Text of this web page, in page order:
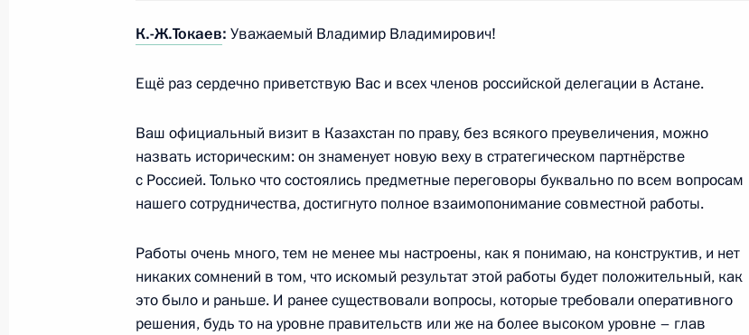
9 ноября 2023 года
для СМИ
9 ноября 2023 года, 14:45
Российско-казахстанские переговоры
К.-Ж.Токаев: Уважаемый Владимир Владимирович!
Ещё раз сердечно приветствую Вас и всех членов российской делегации в Астане.
Ваш официальный визит в Казахстан по праву, без всякого преувеличения, можно
назвать историческим: он знаменует новую веху в стратегическом партнёрстве
с Россией. Только что состоялись предметные переговоры буквально по всем вопросам
нашего сотрудничества, достигнуто полное взаимопонимание совместной работы.
Работы очень много, тем не менее мы настроены, как я понимаю, на конструктив, и нет
никаких сомнений в том, что искомый результат этой работы будет положительный, как
это было и раньше. И ранее существовали вопросы, которые требовали оперативного
решения, будь то на уровне правительств или же на более высоком уровне – глав